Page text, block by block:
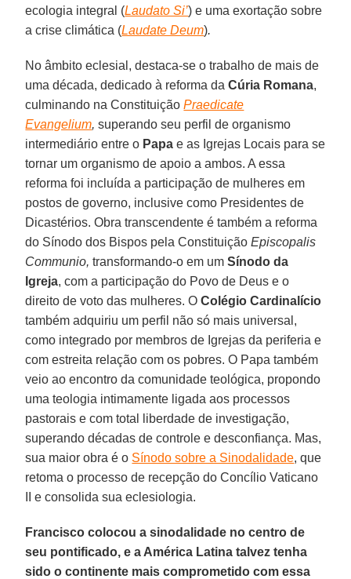
ecologia integral (Laudato Si’) e uma exortação sobre
a crise climática (Laudate Deum).
No âmbito eclesial, destaca-se o trabalho de mais de
uma década, dedicado à reforma daCúria Romana,
culminando na Constituição Praedicate
Evangelium, superando seu perfil de organismo
intermediário entre o Papa e as Igrejas Locais para se
tornar um organismo de apoio a ambos. A essa
reforma foi incluída a participação de mulheres em
postos de governo, inclusive como Presidentes de
Dicastérios. Obra transcendente é também a reforma
do Sínodo dos Bispos pela ConstituiçãoEpiscopalis
Communio, transformando-o em umSínodo da
Igreja, com a participação do Povo de Deus e o
direito de voto das mulheres. OColégio Cardinalício
também adquiriu um perfil não só mais universal,
como integrado por membros de Igrejas da periferia e
com estreita relação com os pobres. O Papa também
veio ao encontro da comunidade teológica, propondo
uma teologia intimamente ligada aos processos
pastorais e com total liberdade de investigação,
superando décadas de controle e desconfiança. Mas,
sua maior obra é o Sínodo sobre a Sinodalidade, que
retoma o processo de recepção do Concílio Vaticano
II e consolida sua eclesiologia.
Francisco colocou a sinodalidade no centro de
seu pontificado, e a América Latina talvez tenha
sido o continente mais comprometido com essa